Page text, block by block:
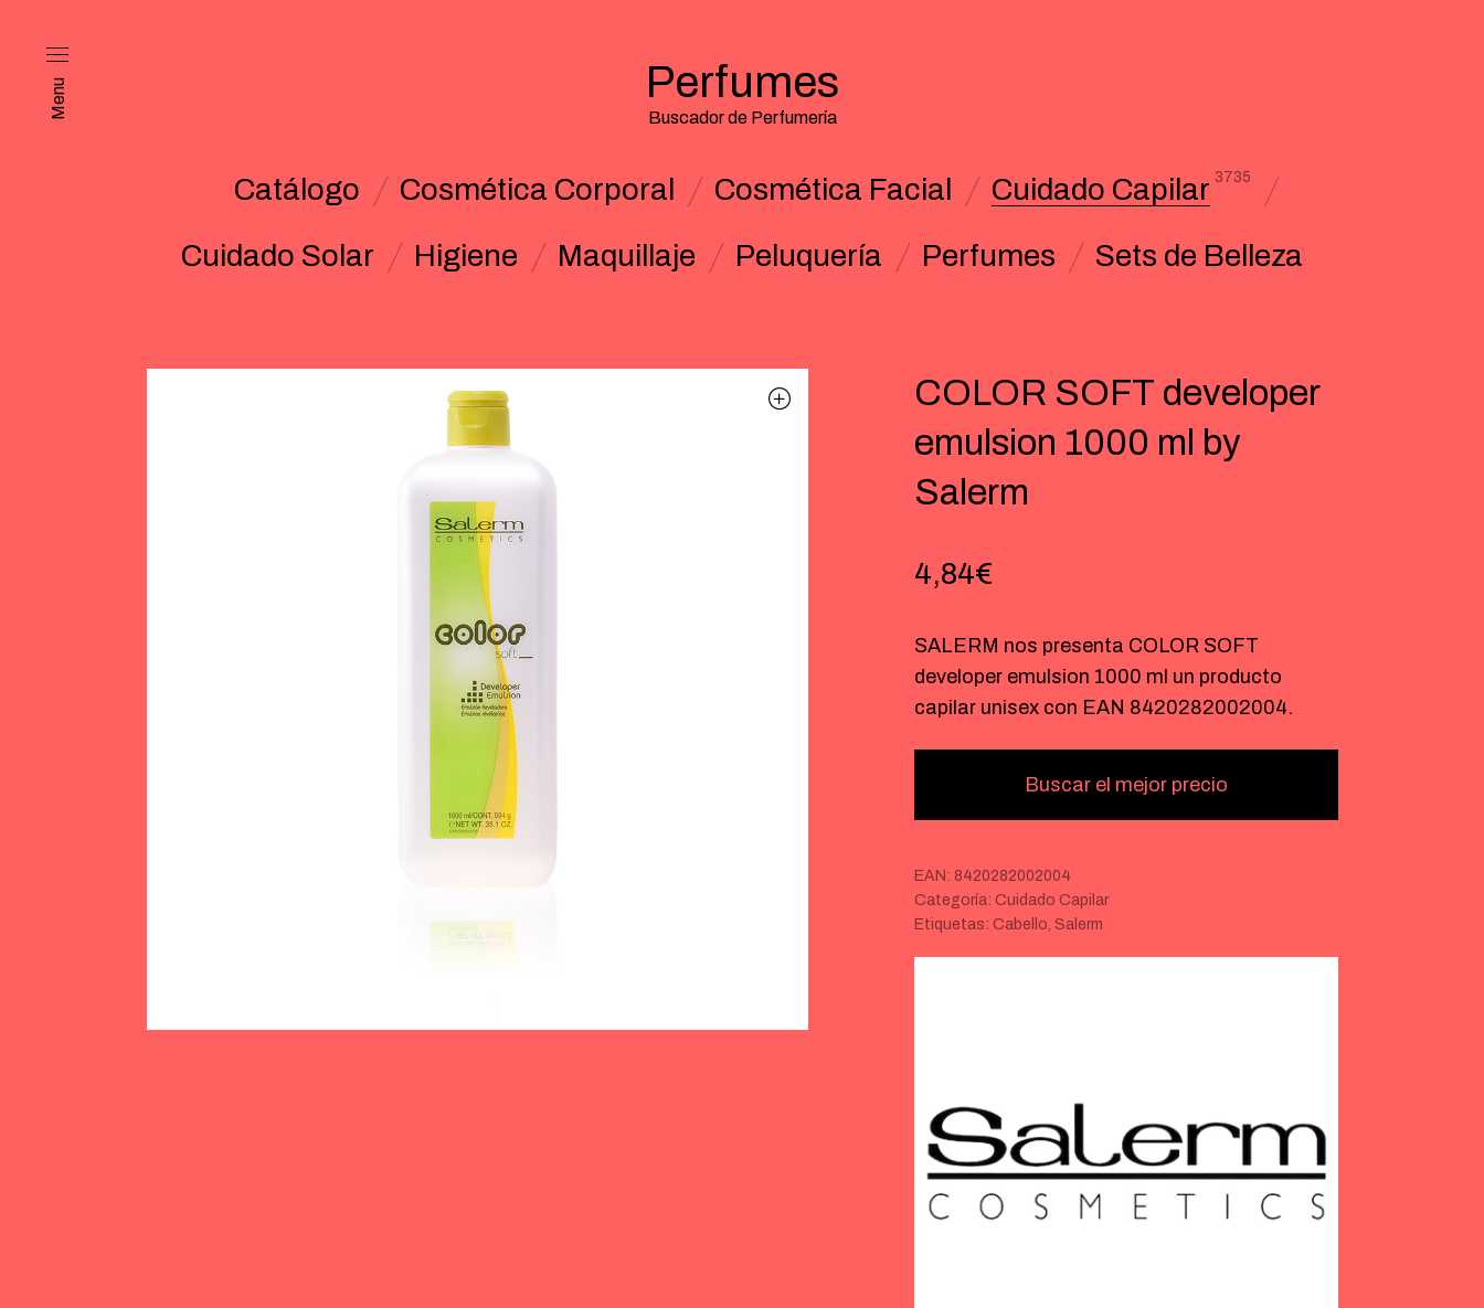
Menu Perfumes
Buscador de Perfumería
Catálogo Cosmética Corporal Cosmética Facial Cuidado Capilar 3735
Cuidado Solar Higiene Maquillaje Peluquería Perfumes Sets de Belleza
COLOR SOFT developer
emulsion 1000 ml by
Salerm
4,84€
SALERM nos presenta COLOR SOFT
developer emulsion 1000 ml un producto
capilar unisex con EAN 8420282002004.
Buscar el mejor precio
EAN: 8420282002004
Categoría: Cuidado Capilar
Etiquetas: Cabello, Salerm